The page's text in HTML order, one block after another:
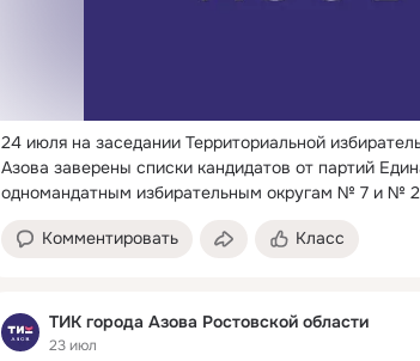
24 июля на заседании Территориальной
Азова заверены списки кандидатов от партий
одномандатным избирательным округам № 7 и №
Комментировать Класс
ТИК города Азова Ростовской области
23 июл